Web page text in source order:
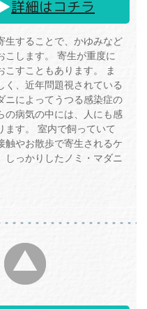
詳細はコチラ
生することで、かゆみなど
こします。 寄生が重度に
こすこともあります。 ま
く、近年問題視されている
ニによってうつる感染症の
の病気の中には、人にも感
ます。 室内で飼っていて
触やお散歩で寄生されるケ
しっかりしたノミ・マダニ